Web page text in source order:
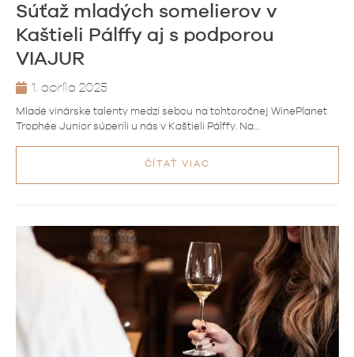
Súťaž mladých somelierov v
Kaštieli Pálffy aj s podporou
VIAJUR
1. apríla 2025
Mladé vinárske talenty medzi sebou na tohtoročnej WinePlanet
Trophée Junior súperili u nás v Kaštieli Pálffy. Na…
ČÍTAŤ VIAC